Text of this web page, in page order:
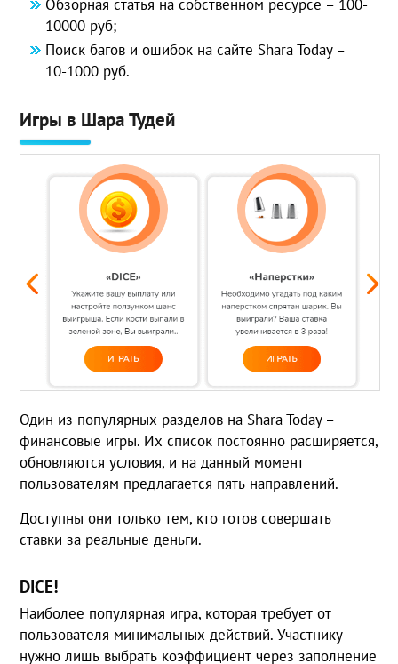
Обзорная статья на собственном ресурсе – 100-
10000 руб;
Поиск багов и ошибок на сайте Shara Today –
10-1000 руб.
Игры в Шара Тудей
Один из популярных разделов на Shara Today –
финансовые игры. Их список постоянно расширяется,
обновляются условия, и на данный момент
пользователям предлагается пять направлений.
Доступны они только тем, кто готов совершать
ставки за реальные деньги.
DICE!
Наиболее популярная игра, которая требует от
пользователя минимальных действий. Участнику
нужно лишь выбрать коэффициент через заполнение